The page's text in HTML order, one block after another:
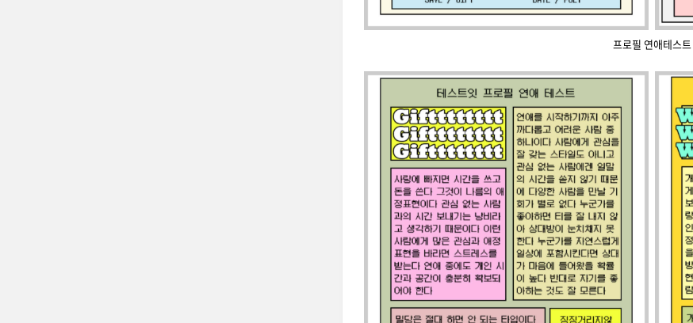
프로필 연애테스트